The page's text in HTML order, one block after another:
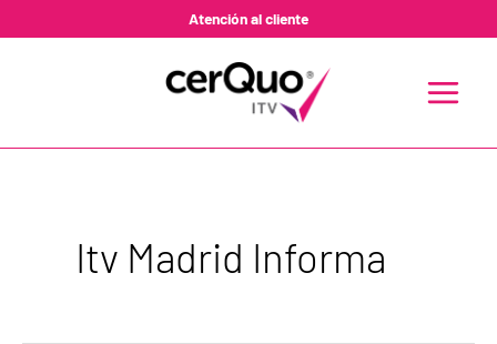
Atención al cliente
MENU
Itv Madrid Informa